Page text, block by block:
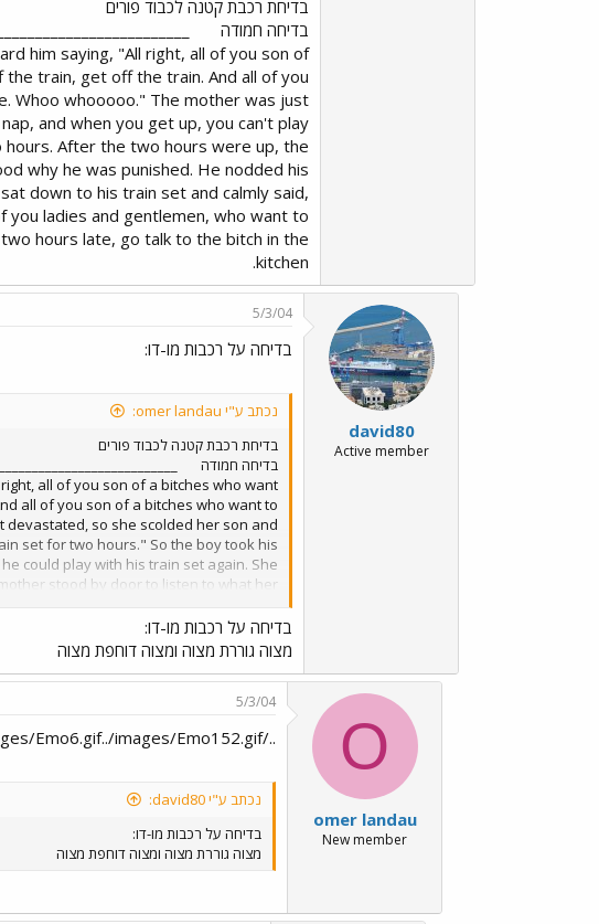
בדיחת רכבת קטנה לכבוד פורים
בדיחה חמודה
him saying, "All right, all of you son of
train, get off the train. And all of you
Whoo whooooo." The mother was just
and when you get up, you can't play
After the two hours were up, the
why he was punished. He nodded his
down to his train set and calmly said,
you ladies and gentlemen, who want to
hours late, go talk to the bitch in the
kitchen.
david80
Active member
5/3/04
בדיחה על רכבות מו-דו:
נכתב ע"י omer landau:
בדיחת רכבת קטנה לכבוד פורים
בדיחה חמודה
all of you son of a bitches who want
all of you son of a bitches who want to
so she scolded her son and
set for two hours." So the boy took his
could play with his train set again. She
stood by door to listen to what her
who want to get on the train, get on the
are pissed 'cause the train is two hours
late, go talk to the bitch in the kitchen.
בדיחה על רכבות מו-דו:
מצוה גוררת מצוה ומצוה דוחפת מצוה
O
omer landau
New member
5/3/04
../images/Emo151.gif../images/Emo6.gif../images/Emo152.gif
נכתב ע"י david80:
בדיחה על רכבות מו-דו:
מצוה גוררת מצוה ומצוה דוחפת מצוה